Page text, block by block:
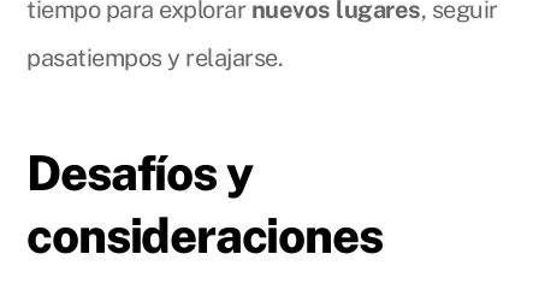
tiempo para explorar nuevos lugares, seguir
pasatiempos y relajarse.
Desafíos y
consideraciones